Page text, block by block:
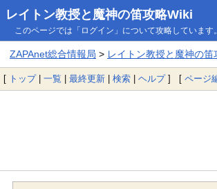
レイトン教授と魔神の笛攻略Wiki
このページでは「ログイン」について攻略しています。
ZAPAnet総合情報局 > レイトン教授と魔神の笛
[ トップ| 一覧 | 最終更新 | 検索 | ヘルプ] [ ページ